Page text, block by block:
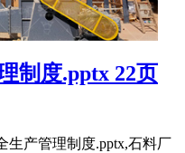
制度.pptx 22页
生产管理制度.pptx,石料厂